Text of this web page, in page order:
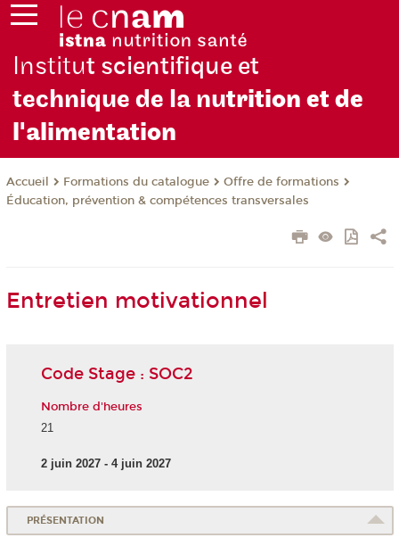
Institut scientifique et
technique de la nutrition et de
l'alimentation
Accueil Formations du catalogue
Offre de formations
Éducation, prévention & compétences transversales
Entretien motivationnel
Code Stage : SOC2
Nombre d'heures
21
2 juin 2027 - 4 juin 2027
PRÉSENTATION